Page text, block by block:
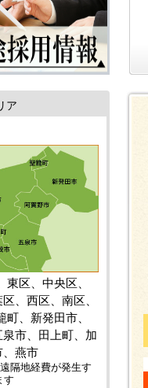
ア
区、中央区、
、西区、南区、
、新発田市、
市、田上町、加
燕市
隔地経費が発生す
す